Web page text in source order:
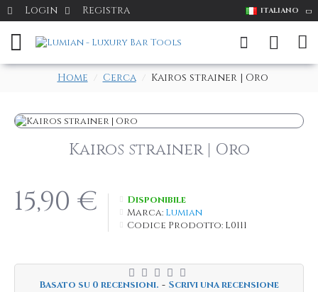
Login Registra ITALIANO
Home Cerca Kairos strainer | Oro
Kairos strainer | Oro
Basato su 0 recensioni. - Scrivi una recensione
15,90 €
Disponibile
Marca: Lumian
Codice Prodotto: L0111